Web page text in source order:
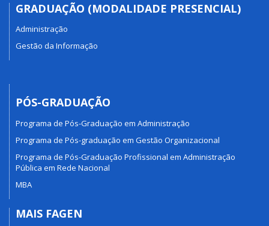
GRADUAÇÃO (MODALIDADE PRESENCIAL)
Administração
Gestão da Informação
PÓS-GRADUAÇÃO
Programa de Pós-Graduação em Administração
Programa de Pós-graduação em Gestão Organizacional
Programa de Pós-Graduação Profissional em Administração
Pública em Rede Nacional
MBA
MAIS FAGEN